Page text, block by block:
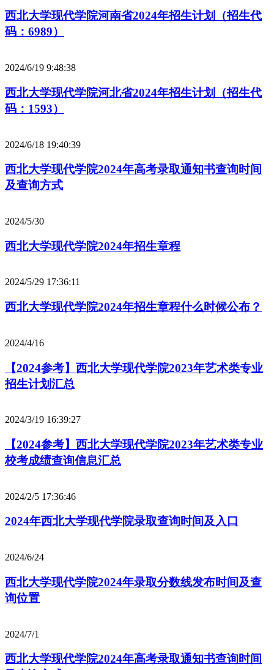
西北大学现代学院河南省2024年招生计划（招生代
码：6989）
2024/6/19 9:48:38
西北大学现代学院河北省2024年招生计划（招生代
码：1593）
2024/6/18 19:40:39
西北大学现代学院2024年高考录取通知书查询时间
及查询方式
2024/5/30
西北大学现代学院2024年招生章程
2024/5/29 17:36:11
西北大学现代学院2024年招生章程什么时候公布？
2024/4/16
【2024参考】西北大学现代学院2023年艺术类专业
招生计划汇总
2024/3/19 16:39:27
【2024参考】西北大学现代学院2023年艺术类专业
校考成绩查询信息汇总
2024/2/5 17:36:46
2024年西北大学现代学院录取查询时间及入口
2024/6/24
西北大学现代学院2024年录取分数线发布时间及查
询位置
2024/7/1
西北大学现代学院2024年高考录取通知书查询时间